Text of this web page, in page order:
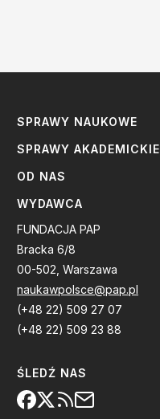
SPRAWY NAUKOWE
SPRAWY AKADEMICKIE
OD NAS
WYDAWCA
FUNDACJA PAP
Bracka 6/8
00-502, Warszawa
naukawpolsce@pap.pl
(+48 22) 509 27 07
(+48 22) 509 23 88
ŚLEDŹ NAS